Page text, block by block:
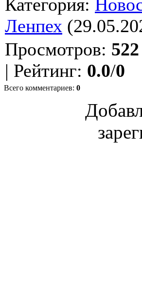
Категория:
Ленпех
Просмотров: 522
| Рейтинг: 0.0/0
Всего комментариев: 0